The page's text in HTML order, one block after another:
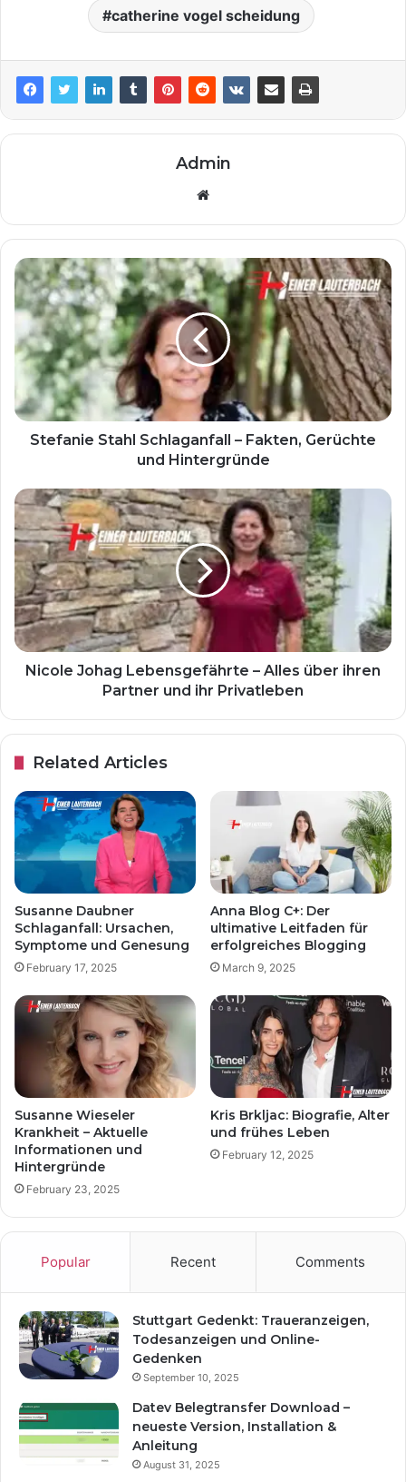
catherine vogel scheidung
Admin
Website
Stefanie Stahl Schlaganfall – Fakten, Gerüchte
und Hintergründe
Nicole Johag Lebensgefährte – Alles über ihren
Partner und ihr Privatleben
Related Articles
Susanne Daubner
Schlaganfall: Ursachen,
Symptome und Genesung
February 17, 2025
Anna Blog C+: Der
ultimative Leitfaden für
erfolgreiches Blogging
March 9, 2025
Susanne Wieseler
Krankheit – Aktuelle
Informationen und
Hintergründe
February 23, 2025
Kris Brkljac: Biografie, Alter
und frühes Leben
February 12, 2025
Popular Recent Comments
Stuttgart Gedenkt: Traueranzeigen,
Todesanzeigen und Online-
Gedenken
September 10, 2025
Datev Belegtransfer Download –
neueste Version, Installation &
Anleitung
August 31, 2025